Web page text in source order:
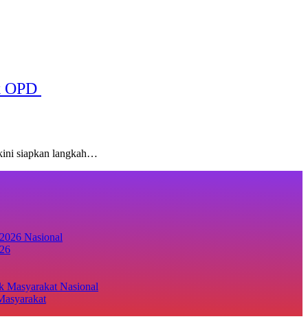
OPD
siapkan langkah…
Nasional
Nasional